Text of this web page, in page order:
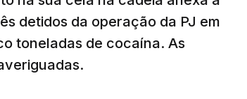
modelos preenchidos pelos alunos com
ou os documentos que os
detidos da operação da PJ em
toneladas de cocaína. As